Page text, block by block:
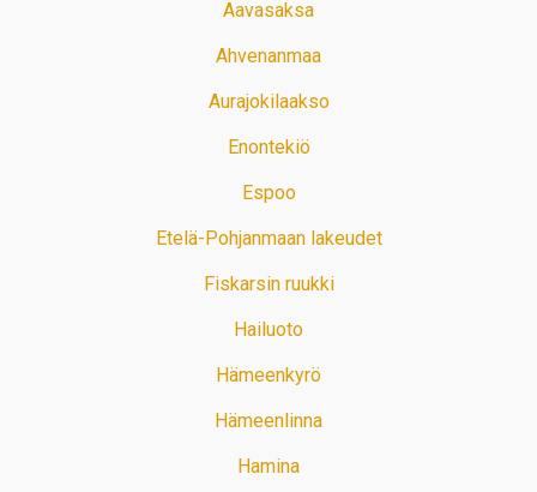
Aavasaksa
Ahvenanmaa
Aurajokilaakso
Enontekiö
Espoo
Etelä-Pohjanmaan lakeudet
Fiskarsin ruukki
Hailuoto
Hämeenkyrö
Hämeenlinna
Hamina